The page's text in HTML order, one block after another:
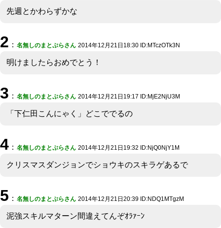
先週とかわらずかな
2 ： 名無しのまとぷらさん 2014年12月21日18:30 ID:MTczOTk3N
明けましたらおめでとう！
3 ： 名無しのまとぷらさん 2014年12月21日19:17 ID:MjE2NjU3M
「下仁田こんにゃく」どこででるの
4 ： 名無しのまとぷらさん 2014年12月21日19:32 ID:NjQ0NjY1M
クリスマスダンジョンでショウキのスキラゲあるで
5 ： 名無しのまとぷらさん 2014年12月21日20:39 ID:NDQ1MTgzM
泥強スキルマターン間違えてんぞｵﾗｧｰﾝ